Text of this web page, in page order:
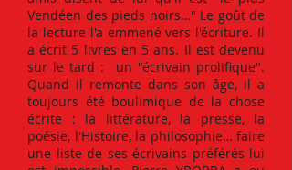
Vendéen des pieds noirs…" Le goût de
la lecture l'a emmené vers l'écriture. Il
a écrit 5 livres en 5 ans. Il est devenu
sur le tard : un "écrivain prolifique".
Quand il remonte dans son âge, il a
toujours été boulimique de la chose
écrite : la littérature, la presse, la
poésie, l'Histoire, la philosophie… faire
une liste de ses écrivains préférés lui